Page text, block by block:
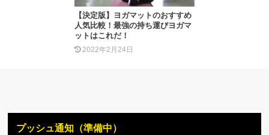
【決定版】ヨガマットのおすすめ
人気比較！最強の持ち運びヨガマ
ットはこれだ！
2022年2月24日
プッシュ通知（準備中）